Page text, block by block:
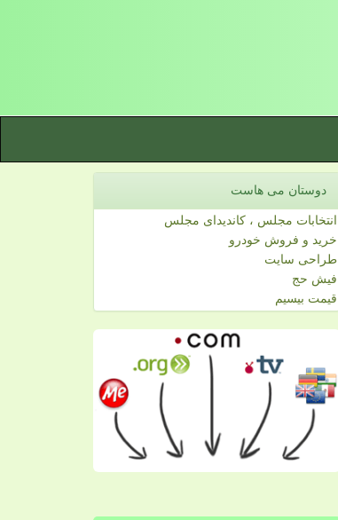
دوستان می هاست
انتخابات مجلس ، کاندیدای مجلس
خرید و فروش خودرو
طراحی سایت
فیش حج
قیمت بیسیم